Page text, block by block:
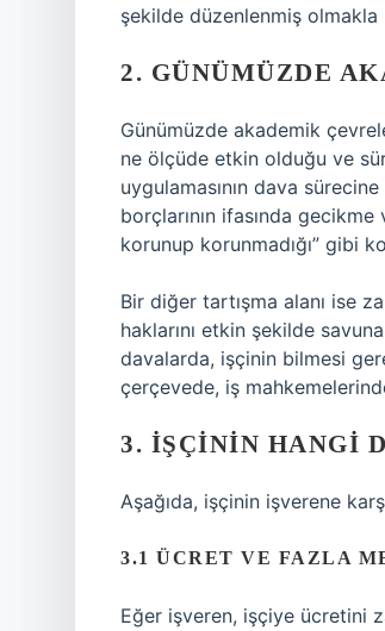
şekilde düzenlenmiş
2. GÜNÜMÜZDE
Günümüzde akademik
ne ölçüde etkin olduğu ve
uygulamasının dava
borçlarının ifasında
korunup korunmadığı” gibi
Bir diğer tartışma alanı ise
haklarını etkin şekilde
davalarda, işçinin bilmesi
çerçevede, iş
3. İŞÇININ HANGI
Aşağıda, işçinin işverene
3.1 ÜCRET VE FAZLA
Eğer işveren, işçiye ücretini